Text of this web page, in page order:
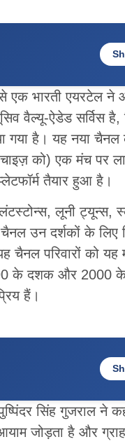
से एक भारती एयरटेल
वैल्यू-ऐडेड सर्विस
गया है। यह नया चैनल
को) एक मंच पर
तैयार हुआ है।
लूनी ट्यून्स,
उन दर्शकों के
परिवारों को यह
के दशक और 2000 के
हैं।
सिंह गुजराल ने
जोड़ता है और